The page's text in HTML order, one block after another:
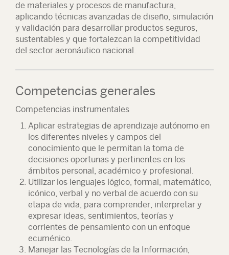
de materiales y procesos de manufactura,
aplicando técnicas avanzadas de diseño, simulación
y validación para desarrollar productos seguros,
sustentables y que fortalezcan la competitividad
del sector aeronáutico nacional.
Competencias generales
Competencias instrumentales
Aplicar estrategias de aprendizaje autónomo en
los diferentes niveles y campos del
conocimiento que le permitan la toma de
decisiones oportunas y pertinentes en los
ámbitos personal, académico y profesional.
Utilizar los lenguajes lógico, formal, matemático,
icónico, verbal y no verbal de acuerdo con su
etapa de vida, para comprender, interpretar y
expresar ideas, sentimientos, teorías y
corrientes de pensamiento con un enfoque
ecuménico.
Manejar las Tecnologías de la Información,